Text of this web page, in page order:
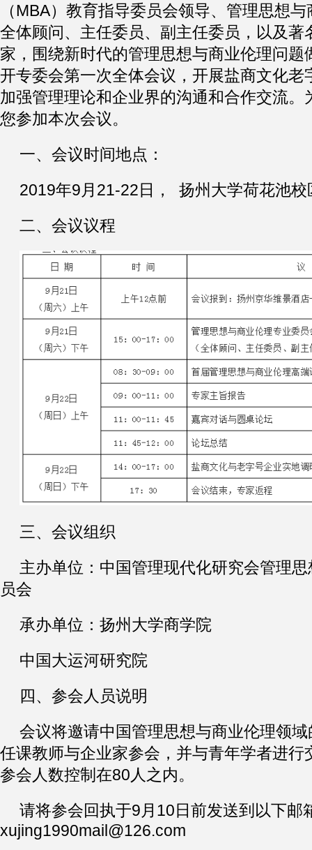
（MBA）教育指导委员会领导、管理思想
全体顾问、主任委员、副主任委员，以及著
家，围绕新时代的管理思想与商业伦理问题
开专委会第一次全体会议，开展盐商文化老
加强管理理论和企业界的沟通和合作交流。
您参加本次会议。
一、会议时间地点：
2019年9月21-22日， 扬州大学荷花池
二、会议议程
三、会议组织
主办单位：中国管理现代化研究会管理
员会
承办单位：扬州大学商学院
中国大运河研究院
四、参会人员说明
会议将邀请中国管理思想与商业伦理领
任课教师与企业家参会，并与青年学者进行
参会人数控制在80人之内。
请将参会回执于9月10日前发送到以下邮
xujing1990mail@126.com